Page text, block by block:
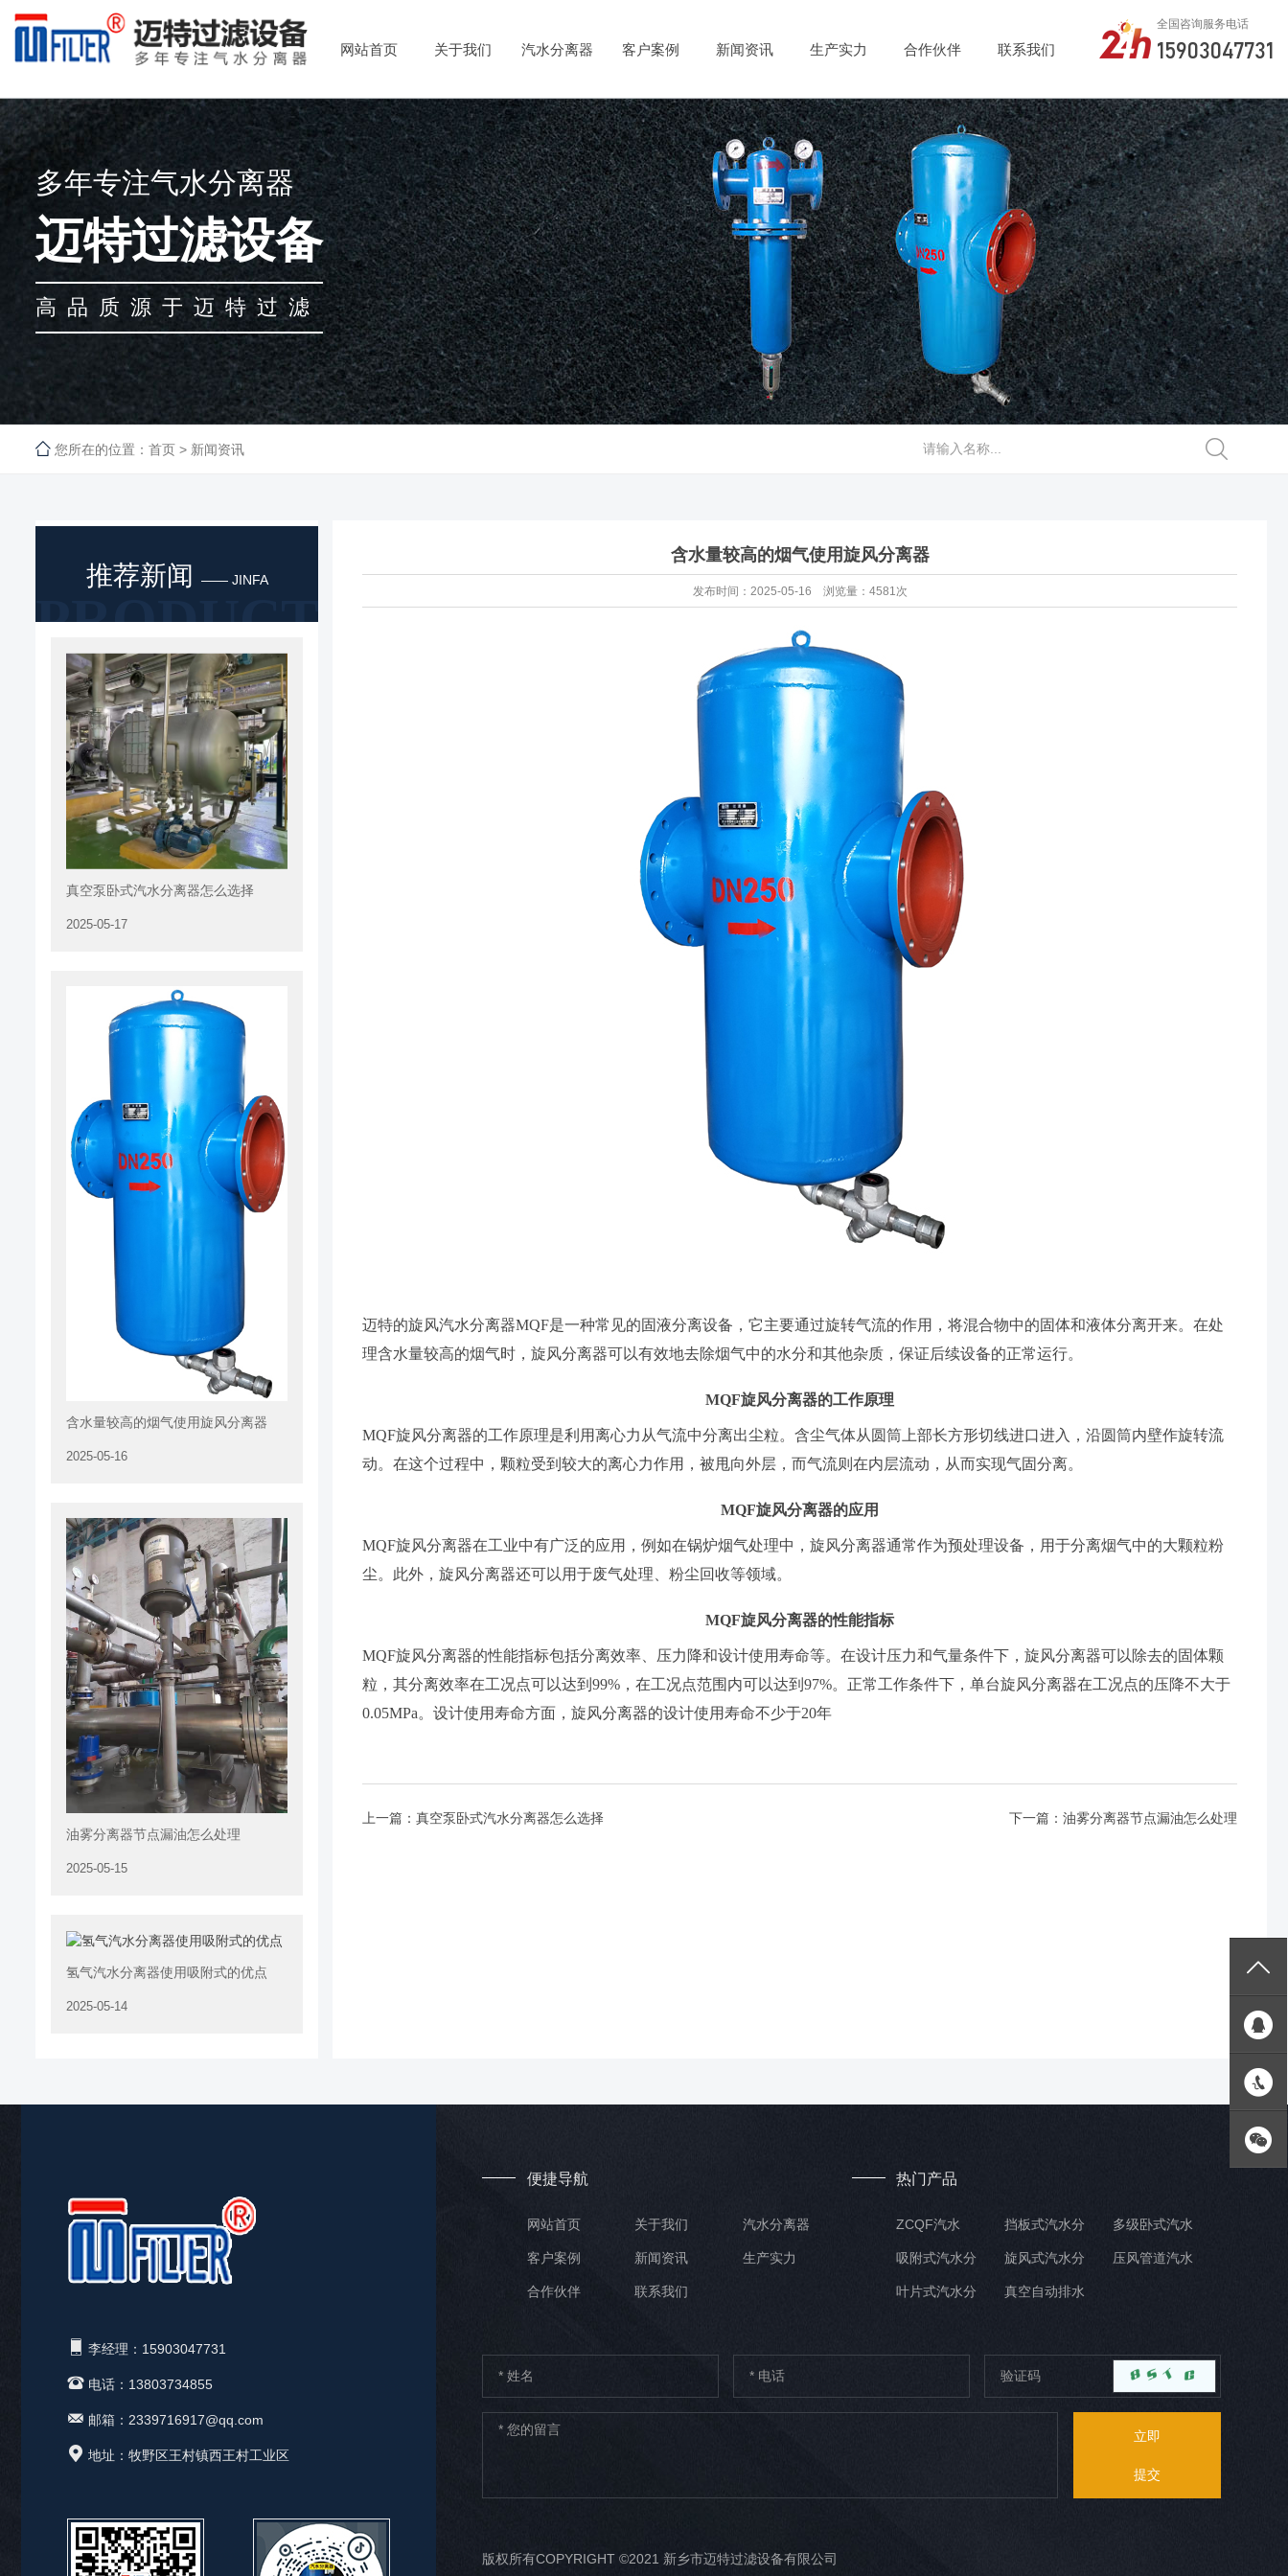
网站首页 关于我们 汽水分离器 客户案例 新闻资讯 生产实力 合作伙伴 联系我们
全国咨询服务电话
15903047731
多年专注气水分离器
迈特过滤设备
高品质源于迈特过滤
您所在的位置： 首页 > 新闻资讯
推荐新闻 —— JINFA
PRODUCT
真空泵卧式汽水分离器怎么选择
2025-05-17
含水量较高的烟气使用旋风分离器
2025-05-16
油雾分离器节点漏油怎么处理
2025-05-15
氢气汽水分离器使用吸附式的优点
2025-05-14
含水量较高的烟气使用旋风分离器
发布时间：2025-05-16 浏览量：4581次
迈特的旋风汽水分离器MQF是一种常见的固液分离设备，它主要通过旋转气流的作用，将混合物中的固体和液体分离开来。在处
理含水量较高的烟气时，旋风分离器可以有效地去除烟气中的水分和其他杂质，保证后续设备的正常运行。
MQF旋风分离器的工作原理
MQF旋风分离器的工作原理是利用离心力从气流中分离出尘粒。含尘气体从圆筒上部长方形切线进口进入，沿圆筒内壁作旋转流
动。在这个过程中，颗粒受到较大的离心力作用，被甩向外层，而气流则在内层流动，从而实现气固分离。
MQF旋风分离器的应用
MQF旋风分离器在工业中有广泛的应用，例如在锅炉烟气处理中，旋风分离器通常作为预处理设备，用于分离烟气中的大颗粒粉
尘。此外，旋风分离器还可以用于废气处理、粉尘回收等领域。
MQF旋风分离器的性能指标
MQF旋风分离器的性能指标包括分离效率、压力降和设计使用寿命等。在设计压力和气量条件下，旋风分离器可以除去的固体颗
粒，其分离效率在工况点可以达到99%，在工况点范围内可以达到97%。正常工作条件下，单台旋风分离器在工况点的压降不大于
0.05MPa。设计使用寿命方面，旋风分离器的设计使用寿命不少于20年
上一篇： 真空泵卧式汽水分离器怎么选择 下一篇： 油雾分离器节点漏油怎么处理
李经理：15903047731
电话：13803734855
邮箱：2339716917@qq.com
地址：牧野区王村镇西王村工业区
便捷导航
网站首页 关于我们 汽水分离器
客户案例 新闻资讯 生产实力
合作伙伴 联系我们
热门产品
ZCQF汽水 挡板式汽水分 多级卧式汽水
吸附式汽水分 旋风式汽水分 压风管道汽水
叶片式汽水分 真空自动排水
立即
提交
版权所有COPYRIGHT ©2021 新乡市迈特过滤设备有限公司